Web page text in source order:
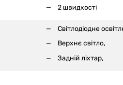
2 швидкості
Світлодіодне
Верхнє світло,
Задній ліхтар,